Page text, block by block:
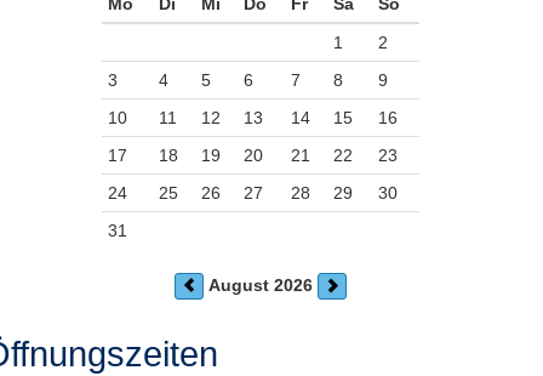
1
2
3
4 5 6 7 8
9
10
11 12 13 14 15
16
17
18 19 20 21 22
23
24
25 26 27 28 29
30
31
August 2026